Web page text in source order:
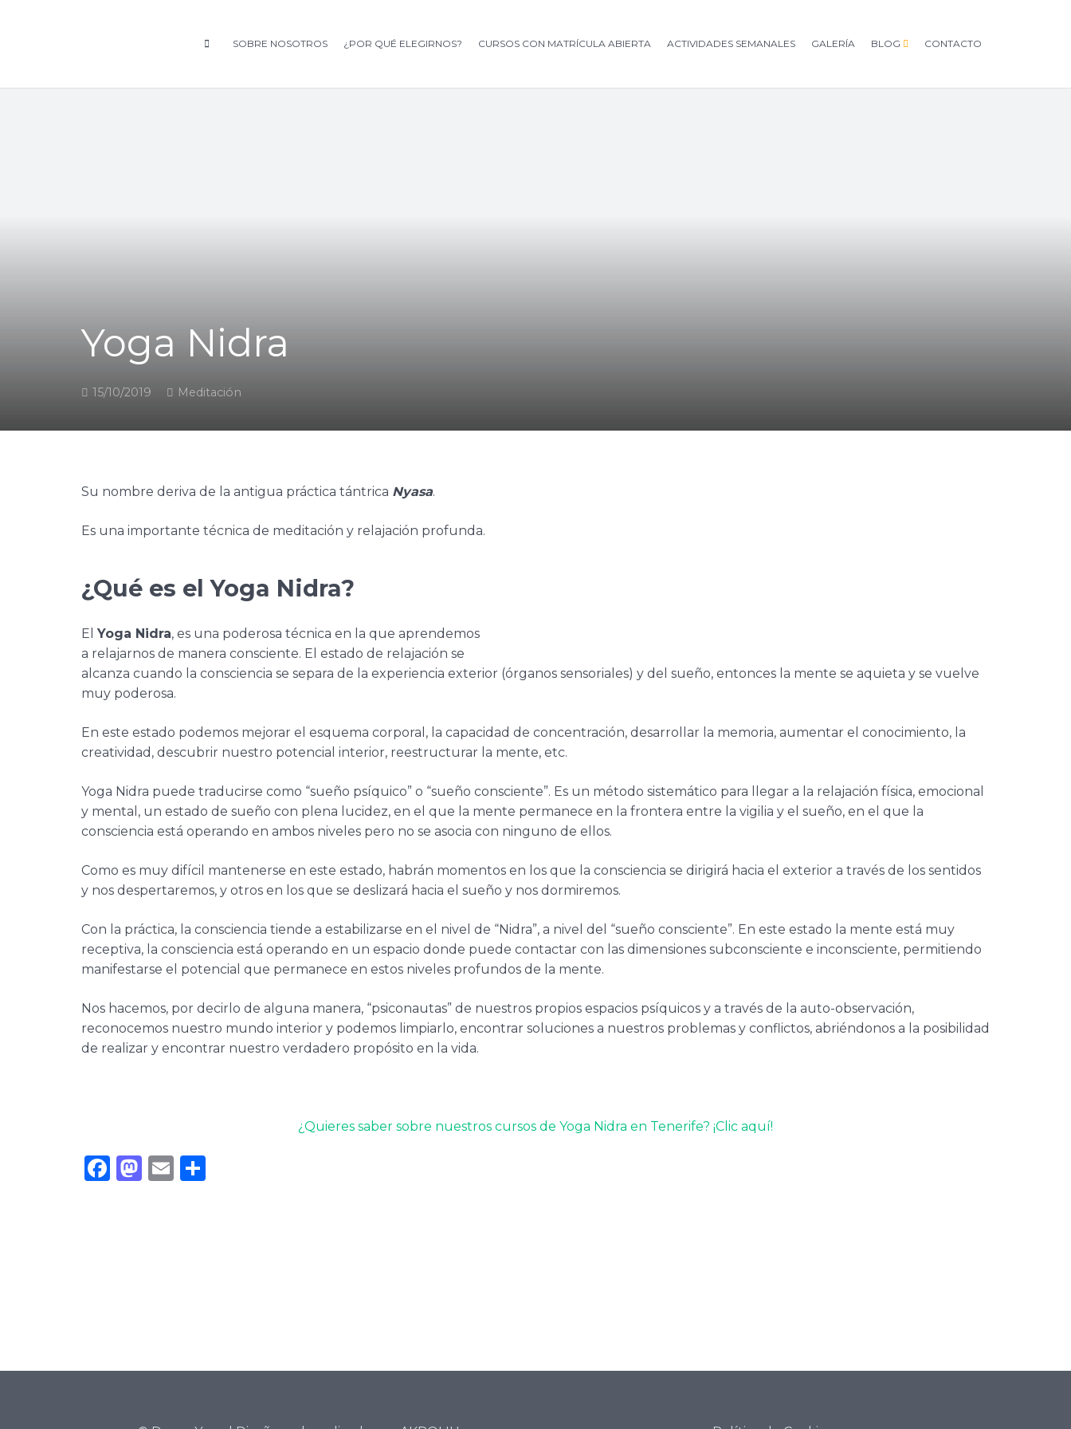
SOBRE NOSOTROS ¿POR QUÉ ELEGIRNOS? CURSOS CON MATRÍCULA ABIERTA ACTIVIDADES SEMANALES GALERÍA BLOG CONTACTO
Yoga Nidra
15/10/2019 Meditación
Su nombre deriva de la antigua práctica tántrica Nyasa.
Es una importante técnica de meditación y relajación profunda.
¿Qué es el Yoga Nidra?
El Yoga Nidra, es una poderosa técnica en la que aprendemos
a relajarnos de manera consciente. El estado de relajación se
alcanza cuando la consciencia se separa de la experiencia exterior (órganos sensoriales) y del sueño, entonces la mente se aquieta y se vuelve
muy poderosa.
En este estado podemos mejorar el esquema corporal, la capacidad de concentración, desarrollar la memoria, aumentar el conocimiento, la
creatividad, descubrir nuestro potencial interior, reestructurar la mente, etc.
Yoga Nidra puede traducirse como “sueño psíquico” o “sueño consciente”. Es un método sistemático para llegar a la relajación física, emocional
y mental, un estado de sueño con plena lucidez, en el que la mente permanece en la frontera entre la vigilia y el sueño, en el que la
consciencia está operando en ambos niveles pero no se asocia con ninguno de ellos.
Como es muy difícil mantenerse en este estado, habrán momentos en los que la consciencia se dirigirá hacia el exterior a través de los sentidos
y nos despertaremos, y otros en los que se deslizará hacia el sueño y nos dormiremos.
Con la práctica, la consciencia tiende a estabilizarse en el nivel de “Nidra”, a nivel del “sueño consciente”. En este estado la mente está muy
receptiva, la consciencia está operando en un espacio donde puede contactar con las dimensiones subconsciente e inconsciente, permitiendo
manifestarse el potencial que permanece en estos niveles profundos de la mente.
Nos hacemos, por decirlo de alguna manera, “psiconautas” de nuestros propios espacios psíquicos y a través de la auto-observación,
reconocemos nuestro mundo interior y podemos limpiarlo, encontrar soluciones a nuestros problemas y conflictos, abriéndonos a la posibilidad
de realizar y encontrar nuestro verdadero propósito en la vida.
¿Quieres saber sobre nuestros cursos de Yoga Nidra en Tenerife? ¡Clic aquí!
Facebook
Mastodon
Email